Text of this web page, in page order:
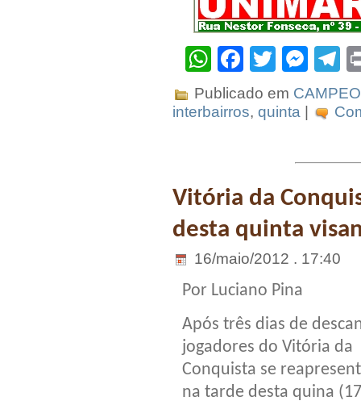
WhatsApp
Facebook
Twitter
Publicado em
interbairros, quinta
Vitória da
desta quinta
16/maio/2012 . 17:40
Por Luciano Pina
Após três dias de
jogadores do Vitória da
Conquista se
na tarde desta quina